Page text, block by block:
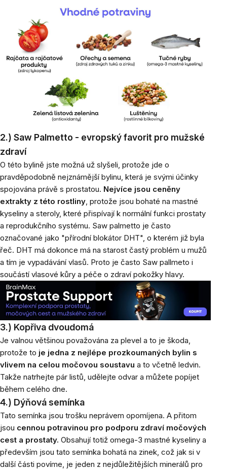
2.) Saw Palmetto - evropský favorit pro mužské
zdraví
O této bylině jste možná už slyšeli, protože jde o
pravděpodobně nejznámější bylinu, která je svými účinky
spojována právě s prostatou. Nejvíce jsou ceněny
extrakty z této rostliny, protože jsou bohaté na mastné
kyseliny a steroly, které přispívají k normální funkci prostaty
a reprodukčního systému. Saw palmetto je často
označované jako "přírodní blokátor DHT", o kterém již byla
řeč. DHT má dokonce má na starost častý problém u mužů
a tím je vypadávání vlasů. Proto je často Saw pallmeto i
součástí vlasové kůry a péče o zdraví pokožky hlavy.
3.) Kopřiva dvoudomá
Je valnou většinou považována za plevel a to je škoda,
protože to je jedna z nejlépe prozkoumaných bylin s
vlivem na celou močovou soustavu a to včetně ledvin.
Takže natrhejte pár listů, udělejte odvar a můžete popíjet
během celého dne.
4.) Dýňová semínka
Tato semínka jsou trošku neprávem opomíjena. A přitom
jsou cennou potravinou pro podporu zdraví močových
cest a prostaty. Obsahují totiž omega-3 mastné kyseliny a
především jsou tato semínka bohatá na zinek, což jak si v
další části povíme, je jeden z nejdůležitějších minerálů pro